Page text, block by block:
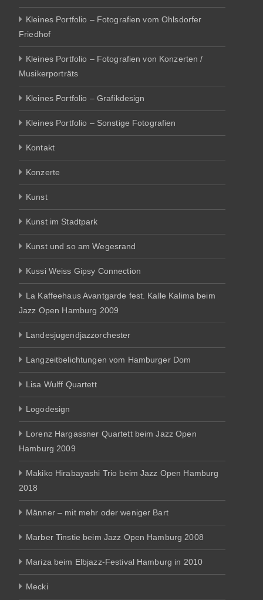
Kleines Portfolio – Fotografien vom Ohlsdorfer
Friedhof
Kleines Portfolio – Fotografien von Konzerten /
Musikerporträts
Kleines Portfolio – Grafikdesign
Kleines Portfolio – Sonstige Fotografien
Kontakt
Konzerte
Kunst
Kunst im Stadtpark
Kunst und so am Wegesrand
Kussi Weiss Gipsy Connection
La Kaffeehaus Avantgarde fest. Kalle Kalima beim
Jazz Open Hamburg 2009
Landesjugendjazzorchester
Langzeitbelichtungen vom Hamburger Dom
Lisa Wulff Quartett
Logodesign
Lorenz Hargassner Quartett beim Jazz Open
Hamburg 2009
Makiko Hirabayashi Trio beim Jazz Open Hamburg
2018
Männer – mit mehr oder weniger Bart
Marber Tinstie beim Jazz Open Hamburg 2008
Mariza beim Elbjazz-Festival Hamburg in 2010
Mecki